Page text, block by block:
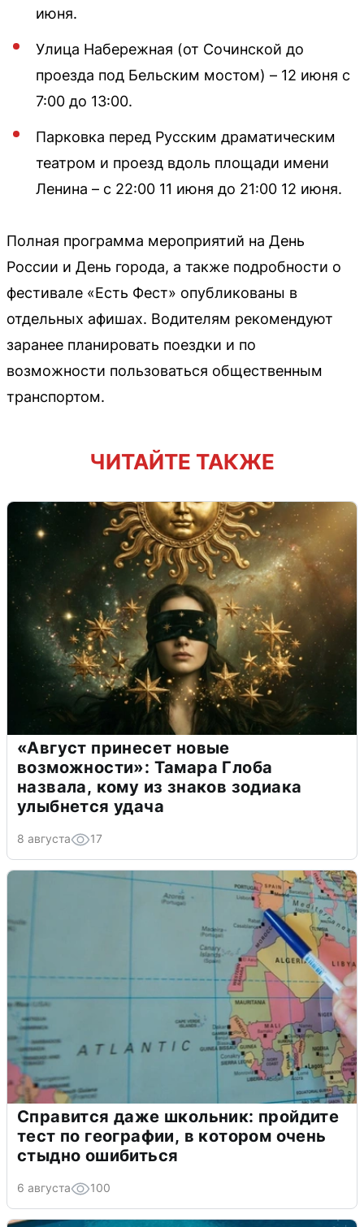
июня.
Улица Набережная (от Сочинской до
проезда под Бельским мостом) – 12 июня с
7:00 до 13:00.
Парковка перед Русским драматическим
театром и проезд вдоль площади имени
Ленина – с 22:00 11 июня до 21:00 12 июня.
Полная программа мероприятий на День
России и День города, а также подробности о
фестивале «Есть Фест» опубликованы в
отдельных афишах. Водителям рекомендуют
заранее планировать поездки и по
возможности пользоваться общественным
транспортом.
ЧИТАЙТЕ ТАКЖЕ
«Август принесет новые
возможности»: Тамара Глоба
назвала, кому из знаков зодиака
улыбнется удача
8 августа 17
Справится даже школьник: пройдите
тест по географии, в котором очень
стыдно ошибиться
6 августа 100